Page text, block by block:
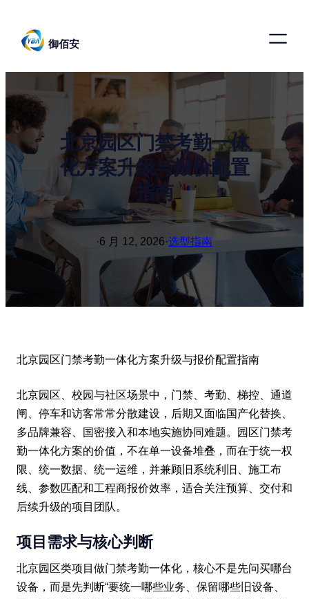
御佰安
北京园区门禁考勤一体
化方案升级与报价配置
指南
·6 月 12, 2026·选型指南
北京园区门禁考勤一体化方案升级与报价配置指南
北京园区、校园与社区场景中，门禁、考勤、梯控、通道
闸、停车和访客常常分散建设，后期又面临国产化替换、
多品牌兼容、国密接入和本地实施协同难题。园区门禁考
勤一体化方案的价值，不在单一设备堆叠，而在于统一权
限、统一数据、统一运维，并兼顾旧系统利旧、施工布
线、参数匹配和工程商报价效率，适合关注预算、交付和
后续升级的项目团队。
项目需求与核心判断
北京园区类项目做门禁考勤一体化，核心不是先问买哪台
设备，而是先判断“要统一哪些业务、保留哪些旧设备、